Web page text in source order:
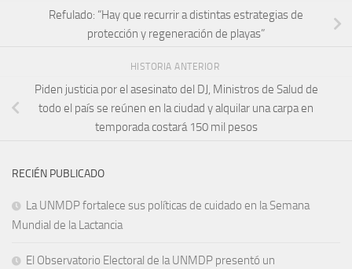
Refulado: “Hay que recurrir a distintas estrategias de
protección y regeneración de playas”
HISTORIA ANTERIOR
Piden justicia por el asesinato del DJ, Ministros de Salud de
todo el país se reúnen en la ciudad y alquilar una carpa en
temporada costará 150 mil pesos
RECIÉN PUBLICADO
La UNMDP fortalece sus políticas de cuidado en la Semana
Mundial de la Lactancia
El Observatorio Electoral de la UNMDP presentó un